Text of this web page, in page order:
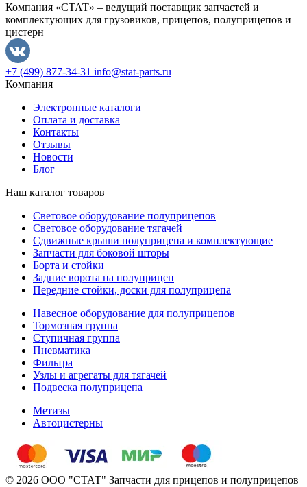
Компания «СТАТ» – ведущий поставщик запчастей и
комплектующих для грузовиков, прицепов, полуприцепов и
цистерн
+7 (499) 877-34-31 info@stat-parts.ru
Компания
Электронные каталоги
Оплата и доставка
Контакты
Отзывы
Новости
Блог
Наш каталог товаров
Световое оборудование полуприцепов
Световое оборудование тягачей
Сдвижные крыши полуприцепа и комплектующие
Запчасти для боковой шторы
Борта и стойки
Задние ворота на полуприцеп
Передние стойки, доски для полуприцепа
Навесное оборудование для полуприцепов
Тормозная группа
Ступичная группа
Пневматика
Фильтра
Узлы и агрегаты для тягачей
Подвеска полуприцепа
Метизы
Автоцистерны
© 2026 ООО "СТАТ" Запчасти для прицепов и полуприцепов